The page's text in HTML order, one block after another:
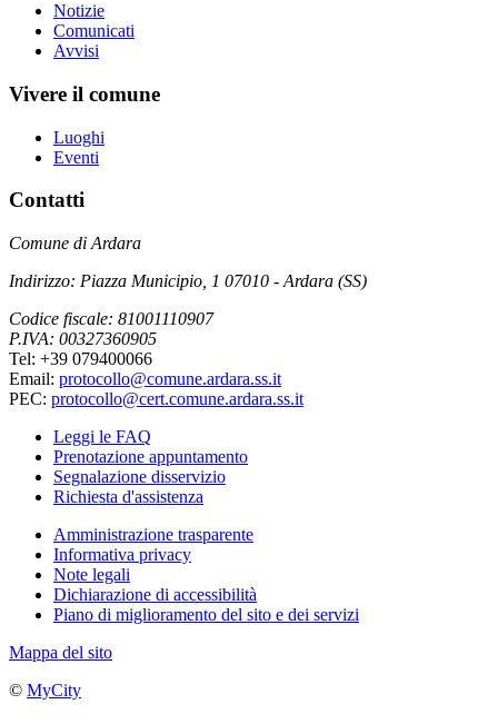
Notizie
Comunicati
Avvisi
Vivere il comune
Luoghi
Eventi
Contatti
Comune di Ardara
Indirizzo: Piazza Municipio, 1 07010 - Ardara (SS)
Codice fiscale: 81001110907
P.IVA: 00327360905
Tel: +39 079400066
Email: protocollo@comune.ardara.ss.it
PEC: protocollo@cert.comune.ardara.ss.it
Leggi le FAQ
Prenotazione appuntamento
Segnalazione disservizio
Richiesta d'assistenza
Amministrazione trasparente
Informativa privacy
Note legali
Dichiarazione di accessibilità
Piano di miglioramento del sito e dei servizi
Mappa del sito
© MyCity